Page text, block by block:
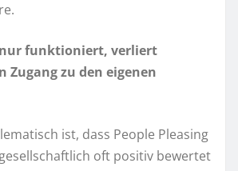
funktioniert, verliert
Zugang zu den eigenen
ist, dass People Pleasing
oft positiv bewertet